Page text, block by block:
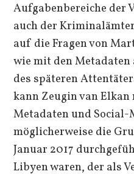
Aufgabenbereiche der
auch der
auf die Fragen von
wie mit den
des späteren
kann Zeugin van
Metadaten und Social-
möglicherweise die
Januar 2017
Libyen waren, der als